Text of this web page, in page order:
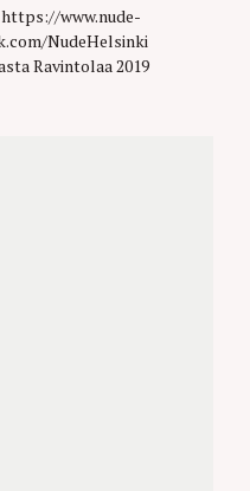
www.nude-
NudeHelsinki
Ravintolaa 2019